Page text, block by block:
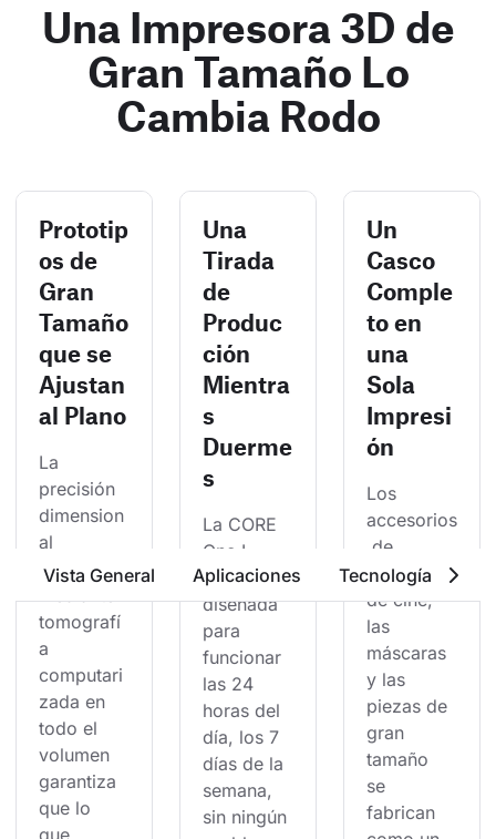
Vista General Aplicaciones Tecnología
Una Impresora 3D de
Gran Tamaño Lo
Cambia Rodo
Prototip
os de
Gran
Tamaño
que se
Ajustan
al Plano
La
precisión
dimension
al
verificada
mediante
tomografí
a
computari
zada en
todo el
volumen
garantiza
que lo
que
Una
Tirada
de
Produc
ción
Mientra
s
Duerme
s
La CORE
One L
está
diseñada
para
funcionar
las 24
horas del
día, los 7
días de la
semana,
sin ningún
Un
Casco
Comple
to en
una
Sola
Impresi
ón
Los
accesorios
de
cosplay y
de cine,
las
máscaras
y las
piezas de
gran
tamaño
se
fabrican